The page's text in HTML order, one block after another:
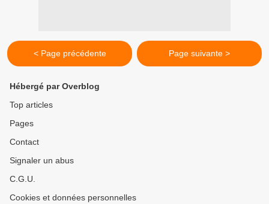
< Page précédente Page suivante >
Hébergé par Overblog
Top articles
Pages
Contact
Signaler un abus
C.G.U.
Cookies et données personnelles